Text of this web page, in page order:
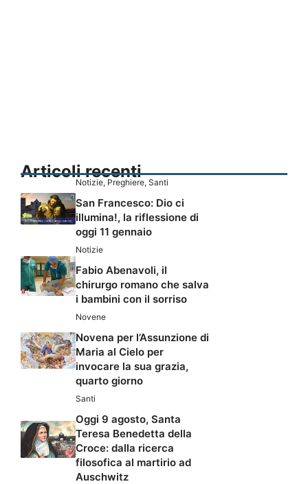
Articoli recenti
Notizie, Preghiere, Santi
San Francesco: Dio ci
illumina!, la riflessione di
oggi 11 gennaio
Notizie
Fabio Abenavoli, il
chirurgo romano che salva
i bambini con il sorriso
Novene
Novena per l’Assunzione di
Maria al Cielo per
invocare la sua grazia,
quarto giorno
Santi
Oggi 9 agosto, Santa
Teresa Benedetta della
Croce: dalla ricerca
filosofica al martirio ad
Auschwitz